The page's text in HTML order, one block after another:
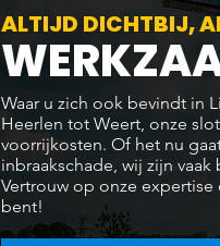
ALTIJD DICHTBIJ,
Waar u zich ook bevindt in
Heerlen tot Weert, onze
voorrijkosten. Of het nu
inbraakschade, wij zijn
Vertrouw op onze
bent!